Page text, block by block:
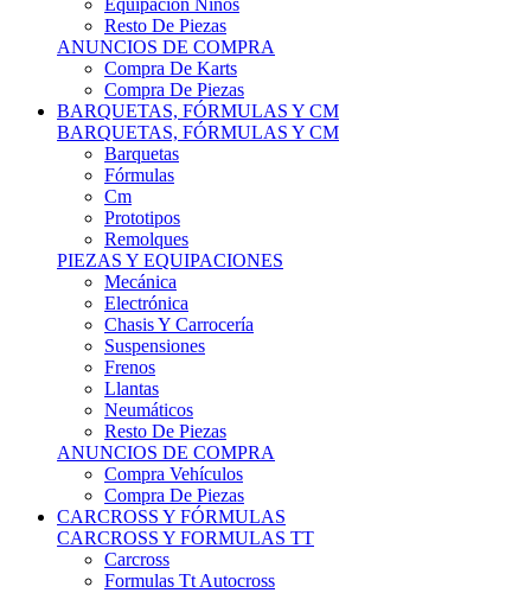
Equipación Niños
Resto De Piezas
ANUNCIOS DE COMPRA
Compra De Karts
Compra De Piezas
BARQUETAS, FÓRMULAS Y CM
BARQUETAS, FÓRMULAS Y CM
Barquetas
Fórmulas
Cm
Prototipos
Remolques
PIEZAS Y EQUIPACIONES
Mecánica
Electrónica
Chasis Y Carrocería
Suspensiones
Frenos
Llantas
Neumáticos
Resto De Piezas
ANUNCIOS DE COMPRA
Compra Vehículos
Compra De Piezas
CARCROSS Y FÓRMULAS
CARCROSS Y FORMULAS TT
Carcross
Formulas Tt Autocross